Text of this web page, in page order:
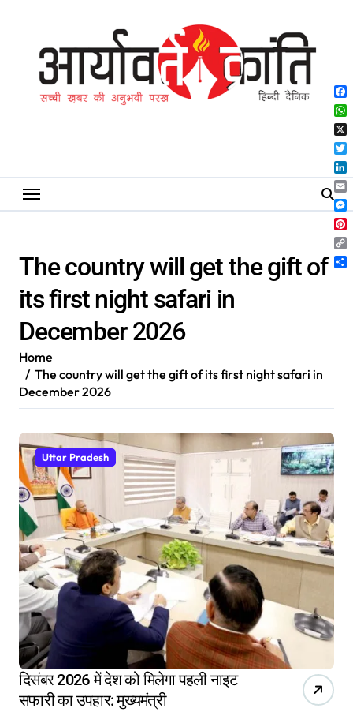
The country will get the gift of
its first night safari in
December 2026
Home
The country will get the gift of its first night safari in
December 2026
Uttar Pradesh
दिसंबर 2026 में देश को मिलेगा पहली नाइट
सफारी का उपहार: मुख्यमंत्री
X